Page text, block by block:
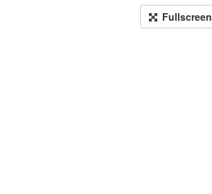
Fullscreen